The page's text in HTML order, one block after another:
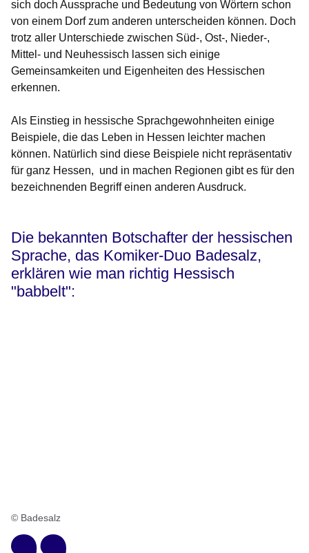
sich doch Aussprache und Bedeutung von Wörtern schon
von einem Dorf zum anderen unterscheiden können. Doch
trotz aller Unterschiede zwischen Süd-, Ost-, Nieder-,
Mittel- und Neuhessisch lassen sich einige
Gemeinsamkeiten und Eigenheiten des Hessischen
erkennen.
Als Einstieg in hessische Sprachgewohnheiten einige
Beispiele, die das Leben in Hessen leichter machen
können. Natürlich sind diese Beispiele nicht repräsentativ
für ganz Hessen, und in machen Regionen gibt es für den
bezeichnenden Begriff einen anderen Ausdruck.
Die bekannten Botschafter der hessischen
Sprache, das Komiker-Duo Badesalz,
erklären wie man richtig Hessisch
"babbelt":
© Badesalz